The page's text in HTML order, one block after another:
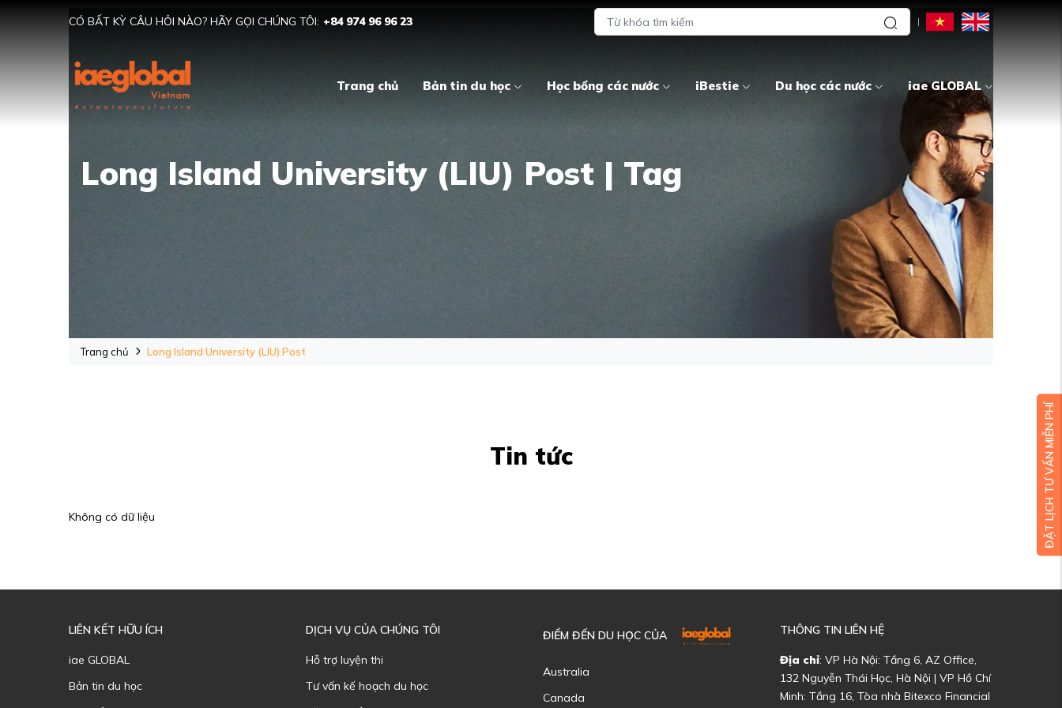
CÓ BẤT KỲ CÂU HỎI NÀO? HÃY GỌI CHÚNG TÔI: +84 974 96 96 23
Trang chủ Bản tin du học Học bổng các nước iBestie Du học các nước iae GLOBAL
Long Island University (LIU) Post | Tag
Trang chủ Long Island University (LIU) Post
Tin tức
Không có dữ liệu
LIÊN KẾT HỮU ÍCH
iae GLOBAL
Bản tin du học
DỊCH VỤ CỦA CHÚNG TÔI
Hỗ trợ luyện thi
Tư vấn kế hoạch du học
ĐIỂM ĐẾN DU HỌC CỦA
Australia
Canada
THÔNG TIN LIÊN HỆ
Địa chỉ: VP Hà Nội: Tầng 6, AZ Office,
132 Nguyễn Thái Học, Hà Nội | VP Hồ Chí
Minh: Tầng 16, Tòa nhà Bitexco Financial
ĐẶT LỊCH TƯ VẤN MIỄN PHÍ